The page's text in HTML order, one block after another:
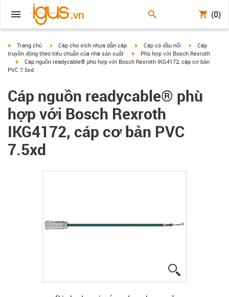
(0)
igus-icon-arrow-right
Trang chủ igus-icon-arrow-right
Cáp cho xích nhựa dẫn cáp igus-icon-arrow-right
Cáp có đầu nối igus-icon-
Cáp
truyền động theo tiêu chuẩn của nhà sản xuất
igus-icon-arrow-right
Phù hợp với Bosch Rexroth
igus-icon-arrow-right
Cáp nguồn readycable® phù hợp với Bosch Rexroth IKG4172, cáp cơ bản
PVC 7.5xd
Cáp nguồn readycable® phù
hợp với Bosch Rexroth
IKG4172, cáp cơ bản PVC
7.5xd